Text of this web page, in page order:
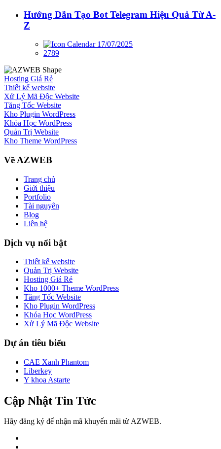
Hướng Dẫn Tạo Bot Telegram Hiệu Quả Từ A-
Z
17/07/2025
2789
Hosting Giá Rẻ
Thiết kế website
Xử Lý Mã Độc Website
Tăng Tốc Website
Kho Plugin WordPress
Khóa Học WordPress
Quản Trị Website
Kho Theme WordPress
Về AZWEB
Trang chủ
Giới thiệu
Portfolio
Tài nguyên
Blog
Liên hệ
Dịch vụ nổi bật
Thiết kế website
Quản Trị Website
Hosting Giá Rẻ
Kho 1000+ Theme WordPress
Tăng Tốc Website
Kho Plugin WordPress
Khóa Học WordPress
Xử Lý Mã Độc Website
Dự án tiêu biểu
CAE Xanh Phantom
Liberkey
Y khoa Astarte
Cập Nhật Tin Tức
Hãy đăng ký để nhận mã khuyến mãi từ AZWEB.